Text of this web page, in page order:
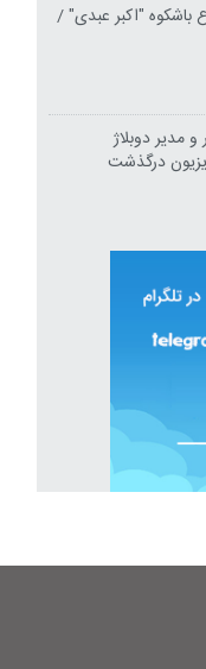
باشکوه "اکبر عبدی" /
مدیر دوبلاژ
درگذشت